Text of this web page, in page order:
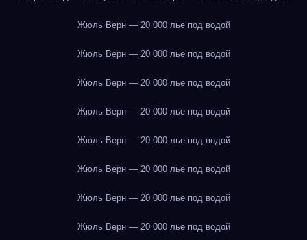
Жюль Верн — 20 000 лье под водой
Жюль Верн — 20 000 лье под водой
Жюль Верн — 20 000 лье под водой
Жюль Верн — 20 000 лье под водой
Жюль Верн — 20 000 лье под водой
Жюль Верн — 20 000 лье под водой
Жюль Верн — 20 000 лье под водой
Жюль Верн — 20 000 лье под водой